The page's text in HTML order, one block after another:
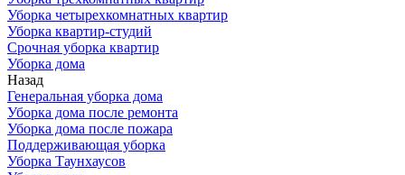
Уборка четырехкомнатных квартир
Уборка квартир-студий
Срочная уборка квартир
Уборка дома
Назад
Генеральная уборка дома
Уборка дома после ремонта
Уборка дома после пожара
Поддерживающая уборка
Уборка Таунхаусов